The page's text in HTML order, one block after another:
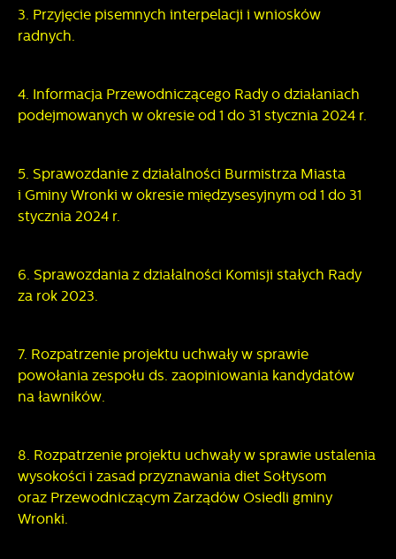
3. Przyjęcie pisemnych interpelacji i wniosków
radnych.
4. Informacja Przewodniczącego Rady o działaniach
podejmowanych w okresie od 1 do 31 stycznia 2024 r.
5. Sprawozdanie z działalności Burmistrza Miasta
i Gminy Wronki w okresie międzysesyjnym od 1 do 31
stycznia 2024 r.
6. Sprawozdania z działalności Komisji stałych Rady
za rok 2023.
7. Rozpatrzenie projektu uchwały w sprawie
powołania zespołu ds. zaopiniowania kandydatów
na ławników.
8. Rozpatrzenie projektu uchwały w sprawie ustalenia
wysokości i zasad przyznawania diet Sołtysom
oraz Przewodniczącym Zarządów Osiedli gminy
Wronki.
pliki cookies gwarantuje dostępność wszystkich
funkcjonalności.
partnerów.
upodobań oraz Twoich zwyczajów dotyczących
przeglądanej witryny internetowej. Treści promocyjne mogą
Firmy te działają w charakterze pośredników prezentujących
nasze treści w postaci wiadomości, ofert, komunikatów
mediów społecznościowych.